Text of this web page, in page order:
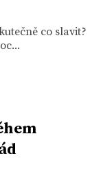
co slavit?